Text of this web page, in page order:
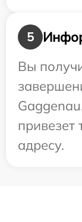
5
Вы
привезет
адресу.